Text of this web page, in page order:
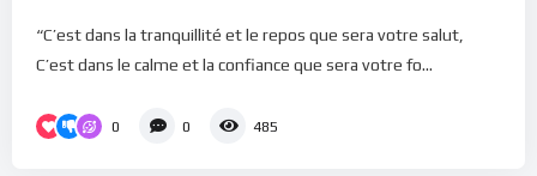
“C’est dans la tranquillité et le repos que sera votre salut,
C’est dans le calme et la confiance que sera votre fo...
0 0 485